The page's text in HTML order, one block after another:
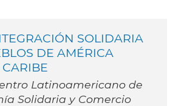
SOLIDARIA
DE AMÉRICA
Latinoamericano de
Solidaria y Comercio